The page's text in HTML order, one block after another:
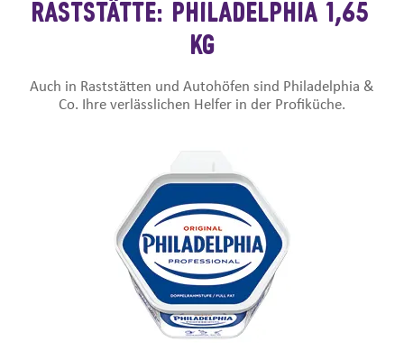
RASTSTÄTTE: PHILADELPHIA 1,65
KG
Auch in Raststätten und Autohöfen sind Philadelphia &
Co. Ihre verlässlichen Helfer in der Profiküche.